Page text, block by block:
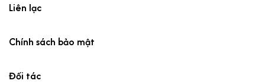
Liên lạc
Chính sách bảo mật
Đối tác